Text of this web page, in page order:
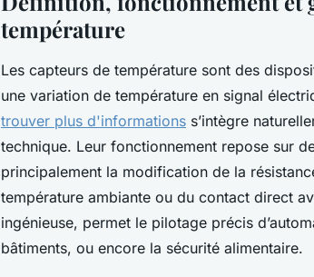
température
Les capteurs de température sont des
une variation de température en signal
trouver plus d'informations s’intègre
technique. Leur fonctionnement repose sur
principalement la modification de la
température ambiante ou du contact direct
ingénieuse, permet le pilotage précis
bâtiments, ou encore la sécurité alimentaire.